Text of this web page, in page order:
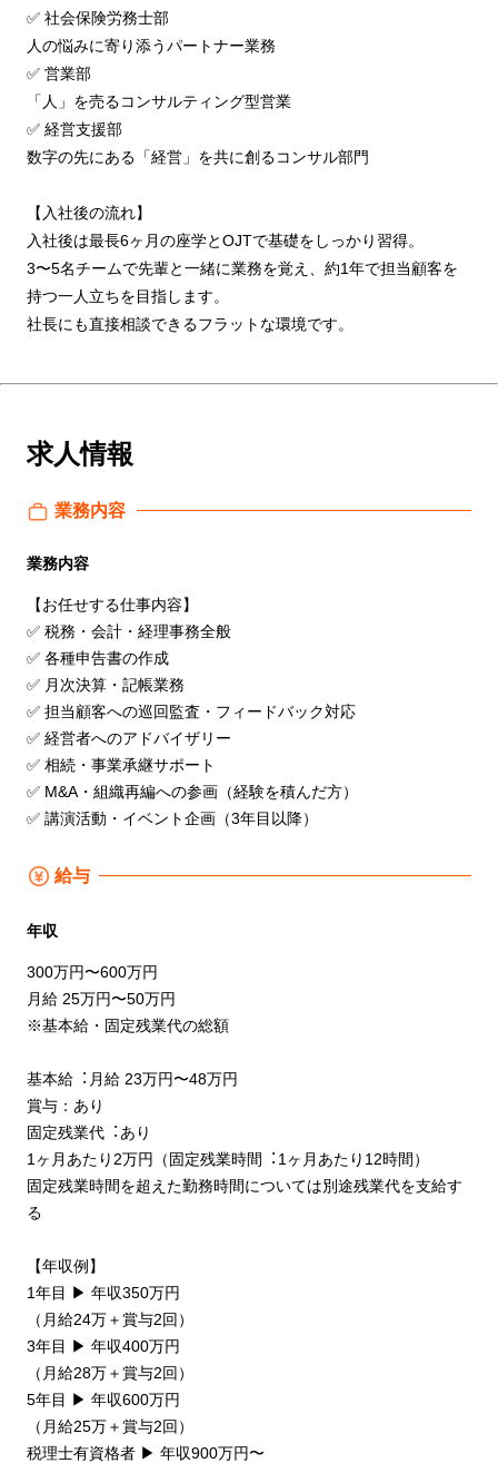
✅ 社会保険労務⼠部
⼈の悩みに寄り添うパートナー業務
✅ 営業部
「⼈」を売るコンサルティング型営業
✅ 経営⽀援部
数字の先にある「経営」を共に創るコンサル部⾨
【⼊社後の流れ】
⼊社後は最⻑6ヶ⽉の座学とOJTで基礎をしっかり習得。
3〜5名チームで先輩と⼀緒に業務を覚え、約1年で担当顧客を
持つ⼀⼈⽴ちを⽬指します。
社⻑にも直接相談できるフラットな環境です。
求人情報
業務内容
業務内容
【お任せする仕事内容】
✅ 税務・会計・経理事務全般
✅ 各種申告書の作成
✅ ⽉次決算・記帳業務
✅ 担当顧客への巡回監査・フィードバック対応
✅ 経営者へのアドバイザリー
✅ 相続・事業承継サポート
✅ M&A・組織再編への参画（経験を積んだ⽅）
✅ 講演活動・イベント企画（3年⽬以降）
給与
年収
300万円〜600万円
⽉給 25万円〜50万円
※基本給・固定残業代の総額
基本給︓⽉給 23万円〜48万円
賞与：あり
固定残業代︓あり
1ヶ⽉あたり2万円（固定残業時間︓1ヶ⽉あたり12時間）
固定残業時間を超えた勤務時間については別途残業代を⽀給す
る
【年収例】
1年⽬ ▶ 年収350万円
（⽉給24万＋賞与2回）
3年⽬ ▶ 年収400万円
（⽉給28万＋賞与2回）
5年⽬ ▶ 年収600万円
（⽉給25万＋賞与2回）
税理⼠有資格者 ▶ 年収900万円〜